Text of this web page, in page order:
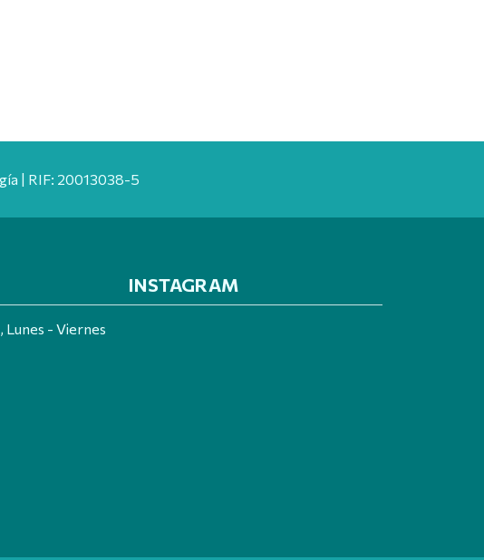
| RIF: 20013038-5
Lunes - Viernes
INSTAGRAM